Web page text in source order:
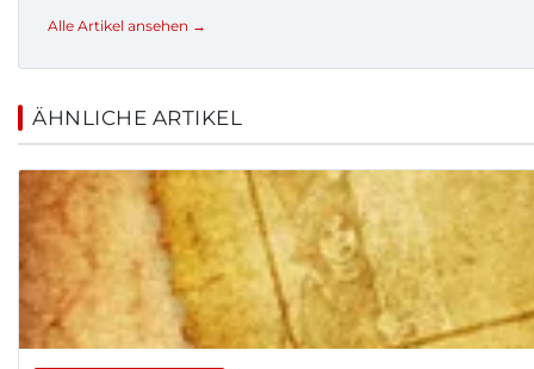
Alle Artikel ansehen →
ÄHNLICHE ARTIKEL